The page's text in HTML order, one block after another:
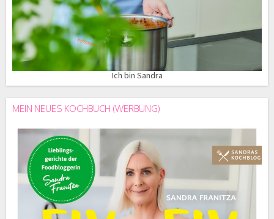
Ich bin Sandra
MEIN NEUES KOCHBUCH (WERBUNG)